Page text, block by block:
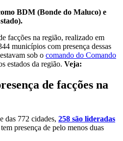
BDM (Bonde do Maluco) e
facções na região, realizado em
municípios com presença dessas
sob o comando do Comando
estados da região. Veja:
de facções na
das 772 cidades, 258 são lideradas
presença de pelo menos duas